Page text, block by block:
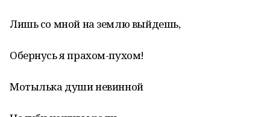
Лишь со мной на землю выйдешь,
Обернусь я прахом-пухом!
Мотылька души невинной